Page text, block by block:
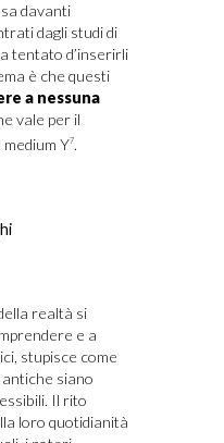
davanti
dagli studi di
tentato d’inserirli
è che questi
a nessuna
vale per il
Y7.
realtà si
e a
stupisce come
siano
Il rito
loro quotidianità